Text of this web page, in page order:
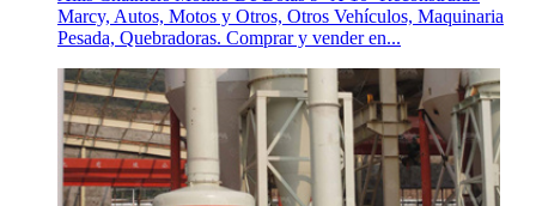
Marcy, Autos, Motos y Otros, Otros Vehículos, Maquinaria
Pesada, Quebradoras. Comprar y vender en...